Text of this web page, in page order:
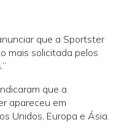
que a Sportster
mais solicitada pelos
que a
apareceu em
Unidos, Europa e Ásia.